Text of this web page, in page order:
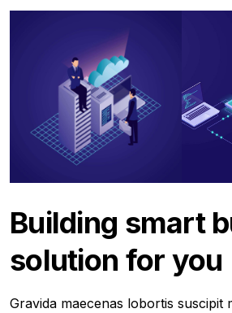
Building smart
solution for you
Gravida maecenas lobortis suscipit